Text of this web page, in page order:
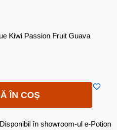
Kiwi Passion Fruit Guava
ÎN COȘ
Disponibil în showroom-ul e-Potion